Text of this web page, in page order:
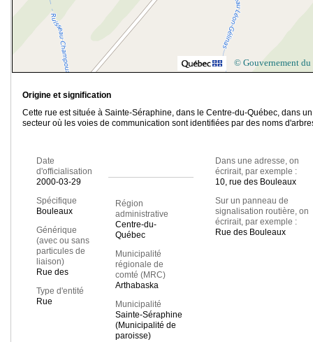
© Gouvernement du
Origine et signification
Cette rue est située à Sainte-Séraphine, dans le Centre-du-Québec, dans un
secteur où les voies de communication sont identifiées par des noms
Date
d'officialisation
2000-03-29
Spécifique
Bouleaux
Générique
(avec ou sans
particules de
liaison)
Rue des
Type d'entité
Rue
Région
administrative
Centre-du-
Québec
Municipalité
régionale de
comté (MRC)
Arthabaska
Municipalité
Sainte-Séraphine
(Municipalité de
paroisse)
Dans une adresse, on
écrirait, par exemple :
10, rue des Bouleaux
Sur un panneau de
signalisation routière, on
écrirait, par exemple :
Rue des Bouleaux